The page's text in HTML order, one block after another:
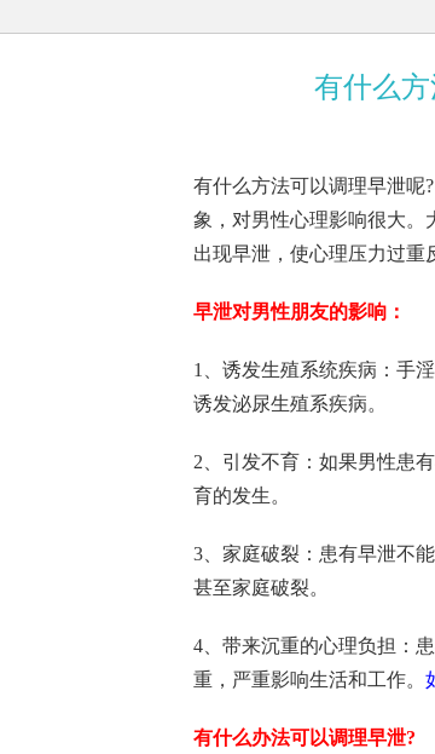
有什么
有什么方法可以调理早泄呢
象，对男性心理影响很大。
出现早泄，使心理压力过重
早泄对男性朋友的影响：
1、诱发生殖系统疾病：手
诱发泌尿生殖系疾病。
2、引发不育：如果男性患
育的发生。
3、家庭破裂：患有早泄不
甚至家庭破裂。
4、带来沉重的心理负担：
重，严重影响生活和工作。
有什么办法可以调理早泄?